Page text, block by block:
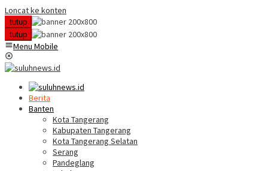
Loncat ke konten
tutup
tutup
Menu Mobile
Berita
Banten
Kota Tangerang
Kabupaten Tangerang
Kota Tangerang Selatan
Serang
Pandeglang